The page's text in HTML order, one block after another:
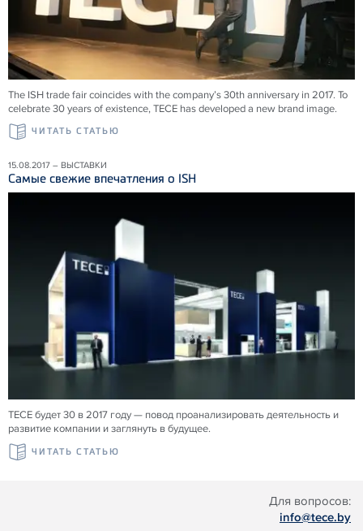
Для вопросов:
info@tece.by
The ISH trade fair coincides with the company’s 30th anniversary in 2017. To
celebrate 30 years of existence, TECE has developed a new brand image.
ЧИТАТЬ СТАТЬЮ
15.08.2017 – ВЫСТАВКИ
Самые свежие впечатления о ISH
TECE будет 30 в 2017 году — повод проанализировать деятельность и
развитие компании и заглянуть в будущее.
ЧИТАТЬ СТАТЬЮ